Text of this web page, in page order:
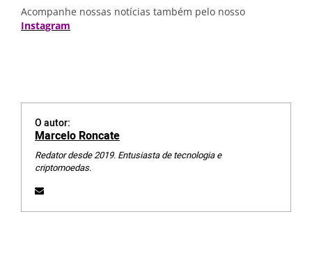
Acompanhe nossas notícias também pelo nosso
Instagram
O autor:
Marcelo Roncate
Redator desde 2019. Entusiasta de tecnologia e
criptomoedas.